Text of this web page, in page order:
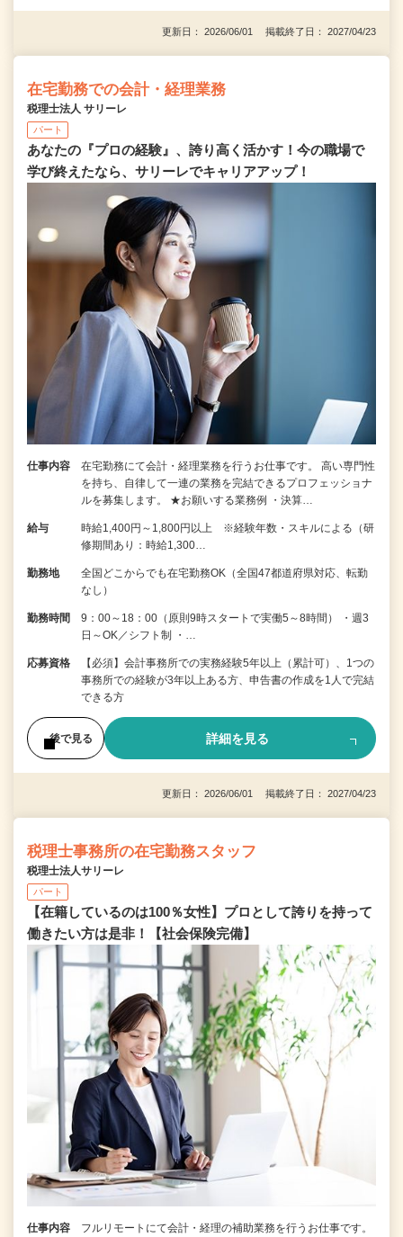
更新日： 2026/06/01 掲載終了日： 2027/04/23
在宅勤務での会計・経理業務
税理士法人 サリーレ
パート
あなたの『プロの経験』、誇り高く活かす！今の職場で
学び終えたなら、サリーレでキャリアアップ！
仕事内容
在宅勤務にて会計・経理業務を行うお仕事です。 高い専門性
を持ち、自律して一連の業務を完結できるプロフェッショナ
ルを募集します。 ★お願いする業務例 ・決算…
給与
時給1,400円～1,800円以上 ※経験年数・スキルによる（研
修期間あり：時給1,300…
勤務地
全国どこからでも在宅勤務OK（全国47都道府県対応、転勤
なし）
勤務時間
9：00～18：00（原則9時スタートで実働5～8時間） ・週3
日～OK／シフト制 ・…
応募資格
【必須】会計事務所での実務経験5年以上（累計可）、1つの
事務所での経験が3年以上ある方、申告書の作成を1人で完結
できる方
後で見る 詳細を見る
更新日： 2026/06/01 掲載終了日： 2027/04/23
税理士事務所の在宅勤務スタッフ
税理士法人サリーレ
パート
【在籍しているのは100％女性】プロとして誇りを持って
働きたい方は是非！【社会保険完備】
仕事内容
フルリモートにて会計・経理の補助業務を行うお仕事です。